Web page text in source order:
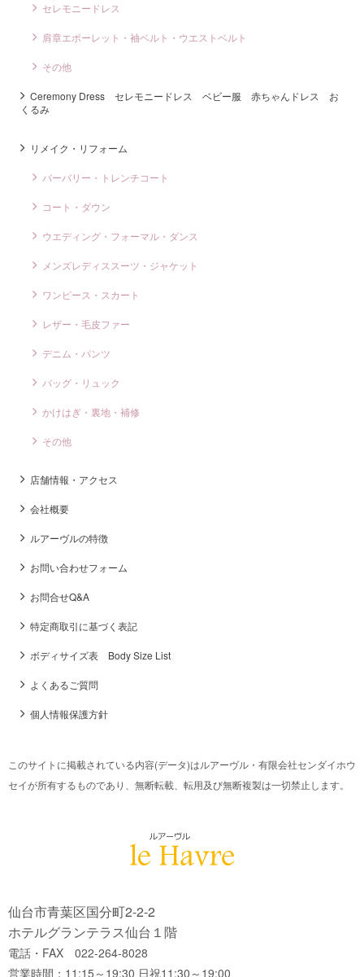
セレモニードレス
肩章エポーレット・袖ベルト・ウエストベルト
その他
Ceremony Dress セレモニードレス ベビー服 赤ちゃんドレス お
くるみ
リメイク・リフォーム
バーバリー・トレンチコート
コート・ダウン
ウエディング・フォーマル・ダンス
メンズレディススーツ・ジャケット
ワンピース・スカート
レザー・毛皮ファー
デニム・パンツ
バッグ・リュック
かけはぎ・裏地・補修
その他
店舗情報・アクセス
会社概要
ルアーヴルの特徴
お問い合わせフォーム
お問合せQ&A
特定商取引に基づく表記
ボディサイズ表 Body Size List
よくあるご質問
個人情報保護方針
このサイトに掲載されている内容(データ)はルアーヴル・有限会社センダイホウ
セイが所有するものであり、無断転載、転用及び無断複製は一切禁止します。
仙台市青葉区国分町2-2-2
ホテルグランテラス仙台１階
電話・FAX 022-264-8028
営業時間：11:15～19:30 日祝11:30～19:00